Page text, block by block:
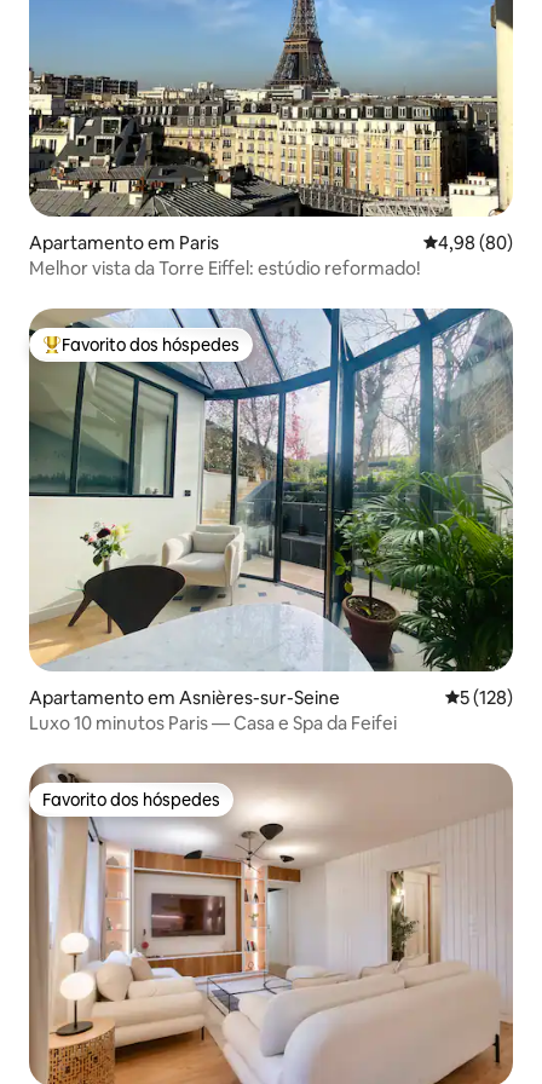
Apartamento em Paris Classificação
4,98 (80)
Melhor vista da Torre Eiffel: estúdio reformado!
Favoritos dos hóspedes mais apreciados
Favorito dos hóspedes
Apartamento em Asnières-sur-Seine
5 (128)
Luxo 10 minutos Paris — Casa e Spa da Feifei
Favorito dos hóspedes
Favorito dos hóspedes